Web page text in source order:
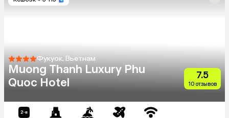
Фукуок, Вьетнам
Muong Thanh Luxury Phu
Quoc Hotel
7.5
10 отзывов